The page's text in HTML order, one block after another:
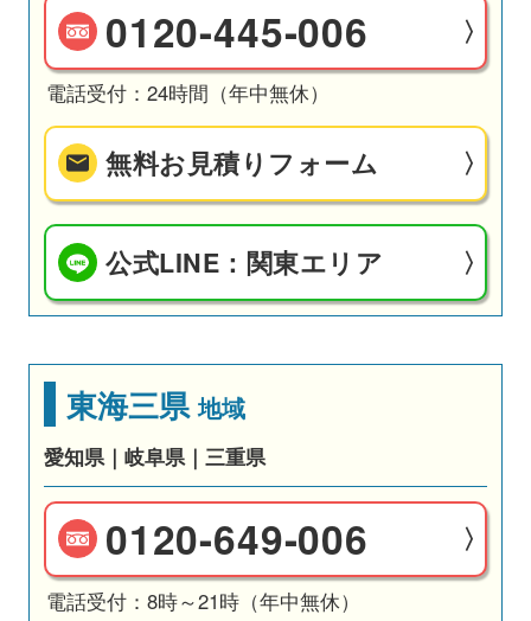
0120-445-006
電話受付：24時間（年中無休）
無料お見積りフォーム
公式LINE：関東エリア
東海三県地域
愛知県｜岐阜県｜三重県
0120-649-006
電話受付：8時～21時（年中無休）